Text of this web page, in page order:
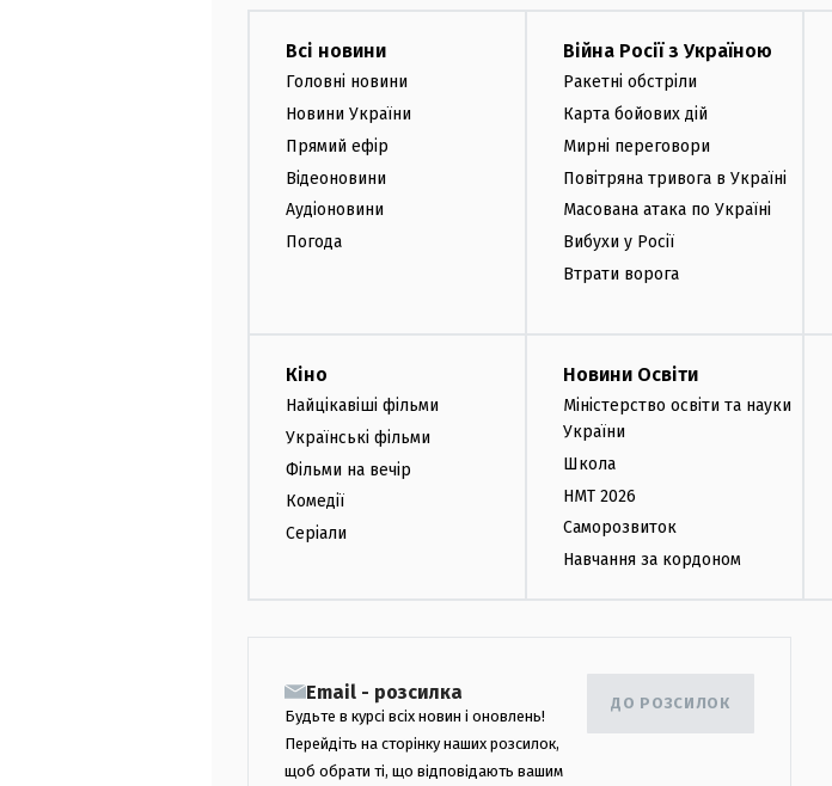
Всі новини
Головні новини
Новини України
Прямий ефір
Відеоновини
Аудіоновини
Погода
Війна Росії з Україною
Ракетні обстріли
Карта бойових дій
Мирні переговори
Повітряна тривога в Україні
Масована атака по Україні
Вибухи у Росії
Втрати ворога
Кіно
Найцікавіші фільми
Українські фільми
Фільми на вечір
Комедії
Серіали
Новини Освіти
Міністерство освіти та науки
України
Школа
НМТ 2026
Саморозвиток
Навчання за кордоном
Email - розсилка
Будьте в курсі всіх новин і оновлень!
Перейдіть на сторінку наших розсилок,
щоб обрати ті, що відповідають вашим
ДО РОЗСИЛОК